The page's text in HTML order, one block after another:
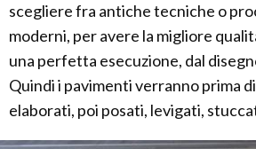
scegliere fra antiche tecniche o
moderni, per avere la migliore
una perfetta esecuzione, dal
Quindi i pavimenti verranno prima
elaborati, poi posati, levigati,